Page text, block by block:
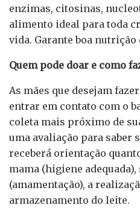
enzimas, citosinas,
alimento ideal para toda
vida. Garante boa nutrição
Quem pode doar e como
As mães que desejam
entrar em contato com o
coleta mais próximo de
uma avaliação para saber
receberá orientação
mama (higiene
(amamentação), a
armazenamento do leite.